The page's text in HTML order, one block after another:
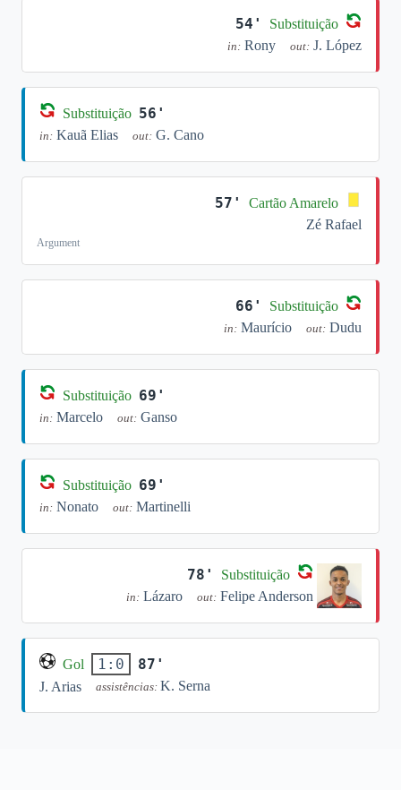
54' Substituição
in: Rony out: J. López
Substituição 56'
in: Kauã Elias out: G. Cano
57'
Cartão Amarelo
Zé Rafael
Argument
66' Substituição
in: Maurício out: Dudu
Substituição 69'
in: Marcelo out: Ganso
Substituição 69'
in: Nonato out: Martinelli
78' Substituição
in: Lázaro out: Felipe Anderson
Gol 1:0 87'
J. Arias assistências: K. Serna